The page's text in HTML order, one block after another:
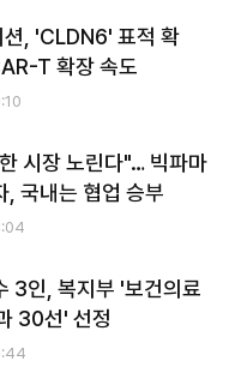
션, 'CLDN6' 표적 확
T 확장 속도
시장 노린다"… 빅파마
, 국내는 협업 승부
3인, 복지부 '보건의료
30선' 선정